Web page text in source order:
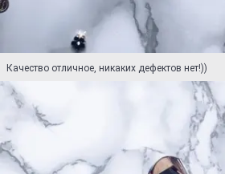
Качество отличное, никаких дефектов нет!))